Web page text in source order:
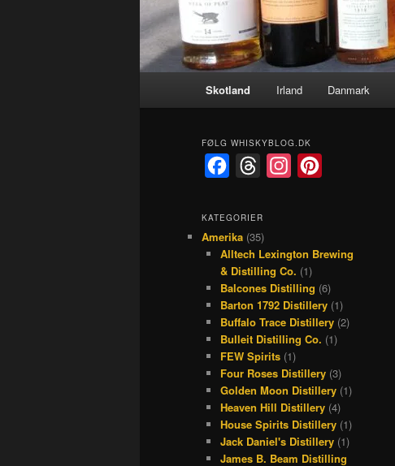
Skotland Irland Danmark
FØLG WHISKYBLOG.DK
c
e
b
o
o
k
r
e
a
d
s
a
g
r
a
m
e
r
e
s
KATEGORIER
Amerika (35)
Alltech Lexington Brewing
& Distilling Co. (1)
Balcones Distilling (6)
Barton 1792 Distillery(1)
Buffalo Trace Distillery(2)
Bulleit Distilling Co. (1)
FEW Spirits(1)
Four Roses Distillery(3)
Golden Moon Distillery(1)
Heaven Hill Distillery(4)
House Spirits Distillery(1)
Jack Daniel's Distillery(1)
James B. Beam Distilling